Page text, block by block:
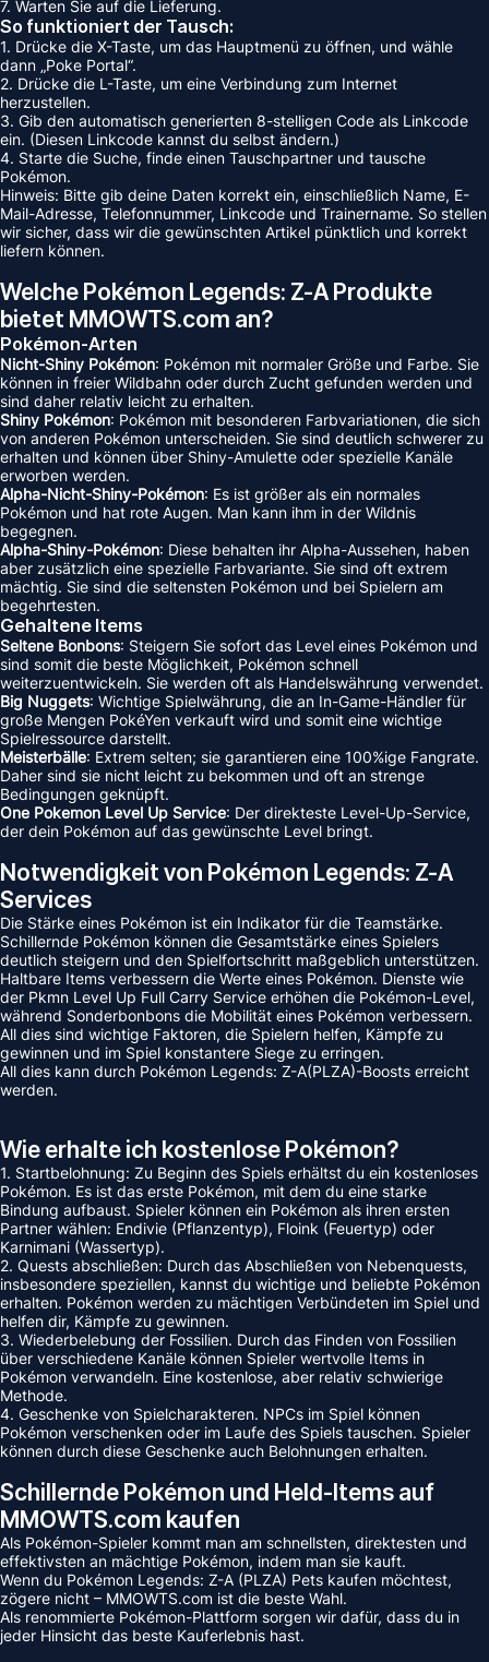
7. Warten Sie auf die Lieferung.
So funktioniert der Tausch:
1. Drücke die X-Taste, um das Hauptmenü zu öffnen, und wähle
dann „Poke Portal“.
2. Drücke die L-Taste, um eine Verbindung zum Internet
herzustellen.
3. Gib den automatisch generierten 8-stelligen Code als Linkcode
ein. (Diesen Linkcode kannst du selbst ändern.)
4. Starte die Suche, finde einen Tauschpartner und tausche
Pokémon.
Hinweis: Bitte gib deine Daten korrekt ein, einschließlich Name, E-
Mail-Adresse, Telefonnummer, Linkcode und Trainername. So stellen
wir sicher, dass wir die gewünschten Artikel pünktlich und korrekt
liefern können.
Welche Pokémon Legends: Z-A Produkte
bietet MMOWTS.com an?
Pokémon-Arten
Nicht-Shiny Pokémon: Pokémon mit normaler Größe und Farbe. Sie
können in freier Wildbahn oder durch Zucht gefunden werden und
sind daher relativ leicht zu erhalten.
Shiny Pokémon: Pokémon mit besonderen Farbvariationen, die sich
von anderen Pokémon unterscheiden. Sie sind deutlich schwerer zu
erhalten und können über Shiny-Amulette oder spezielle Kanäle
erworben werden.
Alpha-Nicht-Shiny-Pokémon: Es ist größer als ein normales
Pokémon und hat rote Augen. Man kann ihm in der Wildnis
begegnen.
Alpha-Shiny-Pokémon: Diese behalten ihr Alpha-Aussehen, haben
aber zusätzlich eine spezielle Farbvariante. Sie sind oft extrem
mächtig. Sie sind die seltensten Pokémon und bei Spielern am
begehrtesten.
Gehaltene Items
Seltene Bonbons: Steigern Sie sofort das Level eines Pokémon und
sind somit die beste Möglichkeit, Pokémon schnell
weiterzuentwickeln. Sie werden oft als Handelswährung verwendet.
Big Nuggets: Wichtige Spielwährung, die an In-Game-Händler für
große Mengen PokéYen verkauft wird und somit eine wichtige
Spielressource darstellt.
Meisterbälle: Extrem selten; sie garantieren eine 100%ige Fangrate.
Daher sind sie nicht leicht zu bekommen und oft an strenge
Bedingungen geknüpft.
One Pokemon Level Up Service: Der direkteste Level-Up-Service,
der dein Pokémon auf das gewünschte Level bringt.
Notwendigkeit von Pokémon Legends: Z-A
Services
Die Stärke eines Pokémon ist ein Indikator für die Teamstärke.
Schillernde Pokémon können die Gesamtstärke eines Spielers
deutlich steigern und den Spielfortschritt maßgeblich unterstützen.
Haltbare Items verbessern die Werte eines Pokémon. Dienste wie
der Pkmn Level Up Full Carry Service erhöhen die Pokémon-Level,
während Sonderbonbons die Mobilität eines Pokémon verbessern.
All dies sind wichtige Faktoren, die Spielern helfen, Kämpfe zu
gewinnen und im Spiel konstantere Siege zu erringen.
All dies kann durch Pokémon Legends: Z-A(PLZA)-Boosts erreicht
werden.
Wie erhalte ich kostenlose Pokémon?
1. Startbelohnung: Zu Beginn des Spiels erhältst du ein kostenloses
Pokémon. Es ist das erste Pokémon, mit dem du eine starke
Bindung aufbaust. Spieler können ein Pokémon als ihren ersten
Partner wählen: Endivie (Pflanzentyp), Floink (Feuertyp) oder
Karnimani (Wassertyp).
2. Quests abschließen: Durch das Abschließen von Nebenquests,
insbesondere speziellen, kannst du wichtige und beliebte Pokémon
erhalten. Pokémon werden zu mächtigen Verbündeten im Spiel und
helfen dir, Kämpfe zu gewinnen.
3. Wiederbelebung der Fossilien. Durch das Finden von Fossilien
über verschiedene Kanäle können Spieler wertvolle Items in
Pokémon verwandeln. Eine kostenlose, aber relativ schwierige
Methode.
4. Geschenke von Spielcharakteren. NPCs im Spiel können
Pokémon verschenken oder im Laufe des Spiels tauschen. Spieler
können durch diese Geschenke auch Belohnungen erhalten.
Schillernde Pokémon und Held-Items auf
MMOWTS.com kaufen
Als Pokémon-Spieler kommt man am schnellsten, direktesten und
effektivsten an mächtige Pokémon, indem man sie kauft.
Wenn du Pokémon Legends: Z-A (PLZA) Pets kaufen möchtest,
zögere nicht – MMOWTS.com ist die beste Wahl.
Als renommierte Pokémon-Plattform sorgen wir dafür, dass du in
jeder Hinsicht das beste Kauferlebnis hast.